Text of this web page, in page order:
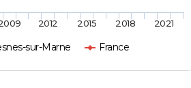
sur-Marne France
2012 2015 2018 2021